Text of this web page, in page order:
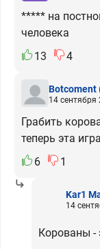
***** на
человека
13
4
Botcoment
14 сентября
Грабить
теперь эта
6
1
Kar1
14
Корованы -